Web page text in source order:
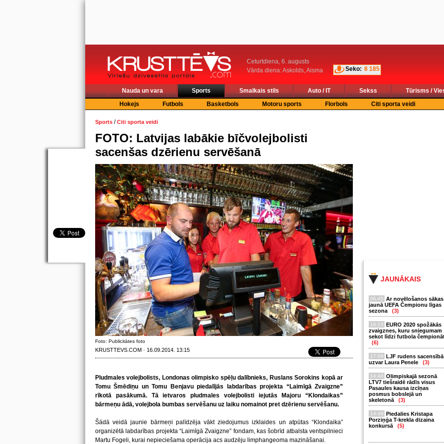
Ceturtdiena, 6. augusts
Vārda diena: Askolds, Aisma
Seko: 8 185
Nauda un vara Sports Smalkais stils Auto / IT Sekss
Tūrisms /
Hokejs
Futbols Basketbols Motoru sports Florbols Citi sporta veidi
JAUNĀKAIS
06:45 Ar novēlošanos sākas
jaunā UEFA Čempionu līgas
sezona
(3)
16:23 EURO 2020 spožākās
zvaigznes, kuru sniegumam
sekot līdzi futbola
(6)
17:09 LJF rudens
uzvar Laura Penele
(3)
14:48 Olimpiskajā sezonā
LTV7 tiešraidē rādīs visus
Pasaules kausa izcīņas
posmus bobslejā un
skeletonā
(3)
14:49 Piedalies Kristapa
Porziņģa T-krekla dizaina
konkursā
(5)
Sports /Citi sporta veidi
FOTO: Latvijas labākie bīčvolejbolisti
sacenšas dzērienu servēšanā
Foto: Publicitātes foto
KRUSTTEVS.COM · 16.09.2014. 13:15
Pludmales volejbolists, Londonas olimpisko spēļu dalībnieks, Ruslans Sorokins kopā ar
Tomu Šmēdiņu un Tomu Benjavu piedalījās labdarības projekta “Laimīgā Zvaigzne”
rīkotā pasākumā. Tā ietvaros pludmales volejbolisti iejutās Majoru “Klondaikas”
bārmeņu ādā, volejbola bumbas servēšanu uz laiku nomainot pret dzērienu servēšanu.
Šādā veidā jaunie bārmeņi palīdzēja vākt ziedojumus izklaides un atpūtas “Klondaika”
organizētā labdarības projekta “Laimīgā Zvaigzne” fondam, kas šobrīd atbalsta ventspilnieci
Martu Fogeli, kurai nepieciešama operācija acs audzēju limphangeoma mazināšanai.